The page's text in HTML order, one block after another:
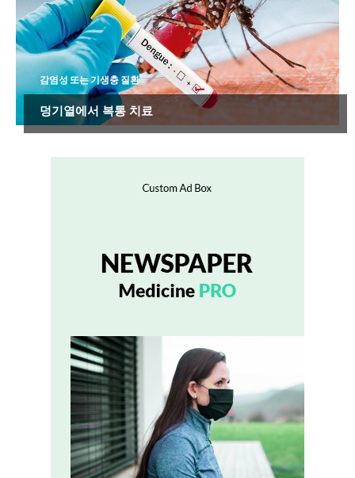
감염성 또는 기생충 질환
덩기열에서 복통 치료